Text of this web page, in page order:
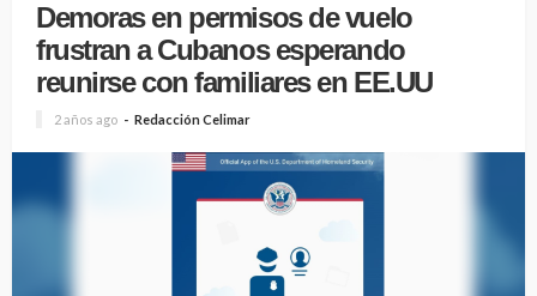
Demoras en permisos de vuelo
frustran a Cubanos esperando
reunirse con familiares en EE.UU
2 años ago Redacción Celimar